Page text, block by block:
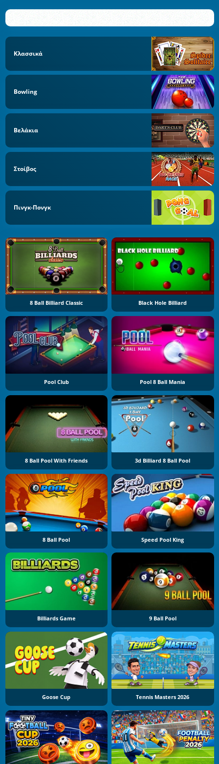
Κλασσικά
Bowling
Βελάκια
Στοίβος
Πινγκ-Πονγκ
8 Ball Billiard Classic Black Hole Billiard
Pool Club Pool 8 Ball Mania
8 Ball Pool With Friends 3d Billiard 8 Ball Pool
8 Ball Pool Speed Pool King
Billiards Game 9 Ball Pool
Goose Cup Tennis Masters 2026